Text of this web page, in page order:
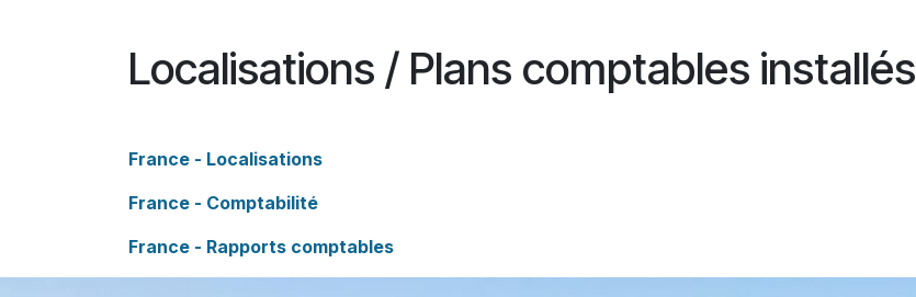
Localisations / Plans comptables installés
France - Localisations
France - Comptabilité
France - Rapports comptables